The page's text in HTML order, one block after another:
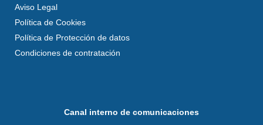
Aviso Legal
Política de Cookies
Política de Protección de datos
Condiciones de contratación
Canal interno de comunicaciones